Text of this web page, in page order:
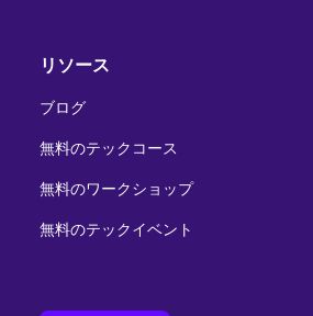
リソース
ブログ
無料のテックコース
無料のワークショップ
無料のテックイベント